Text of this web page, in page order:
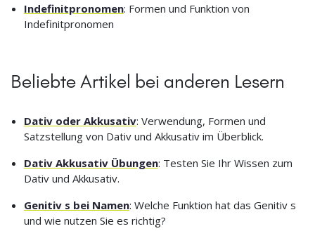
Indefinitpronomen: Formen und Funktion von
Indefinitpronomen
Beliebte Artikel bei anderen Lesern
Dativ oder Akkusativ: Verwendung, Formen und
Satzstellung von Dativ und Akkusativ im Überblick.
Dativ Akkusativ Übungen: Testen Sie Ihr Wissen zum
Dativ und Akkusativ.
Genitiv s bei Namen: Welche Funktion hat das Genitiv s
und wie nutzen Sie es richtig?